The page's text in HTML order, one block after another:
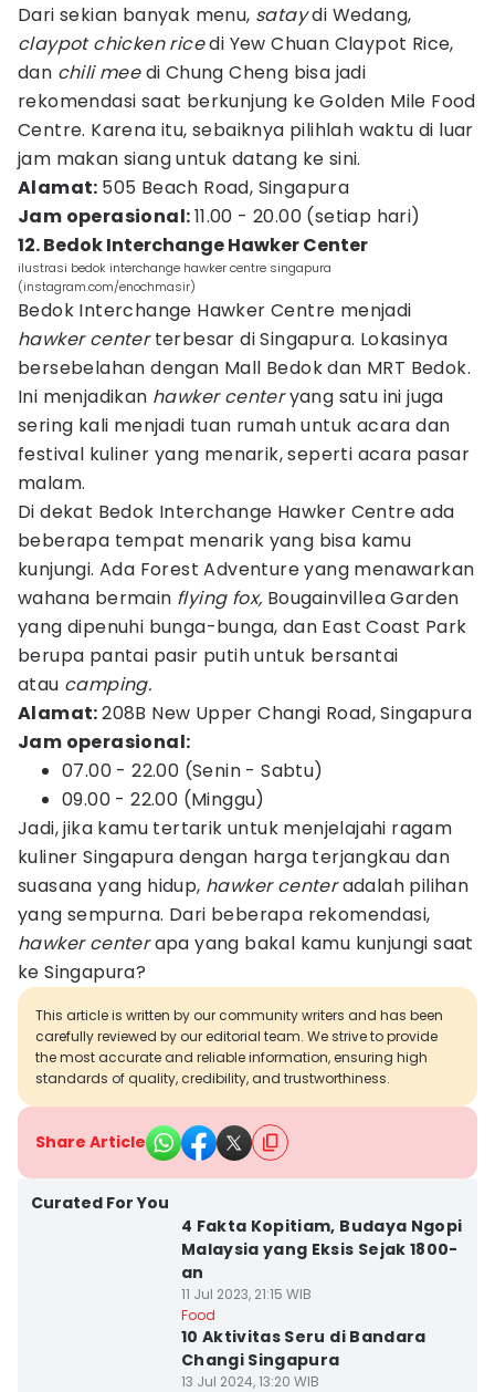
Dari sekian banyak menu, sataydi Wedang,
claypot chicken ricedi Yew Chuan Claypot Rice,
dan chili meedi Chung Cheng bisa jadi
rekomendasi saat berkunjung ke Golden Mile Food
Centre. Karena itu, sebaiknya pilihlah waktu di luar
jam makan siang untuk datang ke sini.
Alamat: 505 Beach Road, Singapura
Jam operasional:11.00 - 20.00 (setiap hari)
12. Bedok Interchange Hawker Center
ilustrasi bedok interchange hawker centre singapura
(instagram.com/enochmasir)
Bedok Interchange Hawker Centre menjadi
hawker centerterbesar di Singapura. Lokasinya
bersebelahan dengan Mall Bedok dan MRT Bedok.
Ini menjadikan hawker centeryang satu ini juga
sering kali menjadi tuan rumah untuk acara dan
festival kuliner yang menarik, seperti acara pasar
malam.
Di dekat Bedok Interchange Hawker Centre ada
beberapa tempat menarik yang bisa kamu
kunjungi. Ada Forest Adventure yang menawarkan
wahana bermain flying fox, Bougainvillea Garden
yang dipenuhi bunga-bunga, dan East Coast Park
berupa pantai pasir putih untuk bersantai
atau camping.
Alamat:208B New Upper Changi Road, Singapura
Jam operasional:
07.00 - 22.00 (Senin - Sabtu)
09.00 - 22.00 (Minggu)
Jadi, jika kamu tertarik untuk menjelajahi ragam
kuliner Singapura dengan harga terjangkau dan
suasana yang hidup, hawker centeradalah pilihan
yang sempurna. Dari beberapa rekomendasi,
hawker centerapa yang bakal kamu kunjungi saat
ke Singapura?
This article is written by our community writers and has been
carefully reviewed by our editorial team. We strive to provide
the most accurate and reliable information, ensuring high
standards of quality, credibility, and trustworthiness.
Share Article
Curated For You
4 Fakta Kopitiam, Budaya Ngopi
Malaysia yang Eksis Sejak 1800-
an
11 Jul 2023, 21:15 WIB
Food
10 Aktivitas Seru di Bandara
Changi Singapura
13 Jul 2024, 13:20 WIB